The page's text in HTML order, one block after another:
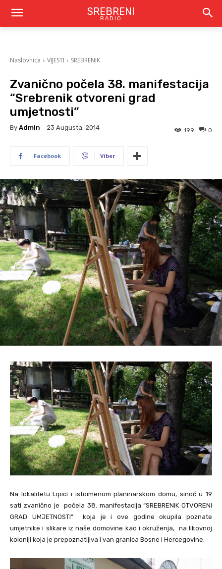
SREBRENI
RADIO
Naslovnica VIJESTI SREBRENIK
Zvanično počela 38. manifestacija
“Srebrenik otvoreni grad
umjetnosti”
By Admin 23 Augusta, 2014 0
199
Facebook Viber
Na lokalitetu Lipici i istoimenom planinarskom domu, sinoć u 19
sati zvanično je počela 38. manifestacija “SREBRENIK OTVORENI
GRAD UMJETNOSTI” koja je i ove godine okupila poznate
umjetnike i slikare iz naše domovine kao i okruženja, na likovnoj
koloniji koja je prepoznatljiva i van granica Bosne i Hercegovine.